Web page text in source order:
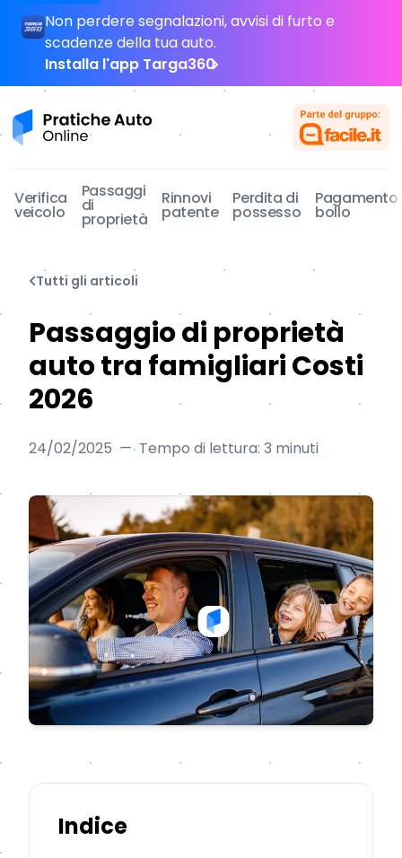
Non perdere segnalazioni, avvisi di furto e
scadenze della tua auto.
Installa l'app Targa360
Pratiche Auto Online
Verifica
veicolo
Passaggi
di
proprietà
Rinnovi
patente
Perdita di
possesso
Pagamento
bollo
Tutti gli articoli
Passaggio di proprietà
auto tra famigliari Costi
2026
24/02/2025 — Tempo di lettura: 3 minuti
Indice